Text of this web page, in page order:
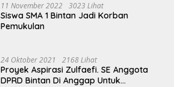
11 November 2022 3023 Lihat
Siswa SMA 1 Bintan Jadi Korban
Pemukulan
24 Oktober 2021 2168 Lihat
Proyek Aspirasi Zulfaefi. SE Anggota
DPRD Bintan Di Anggap Untuk